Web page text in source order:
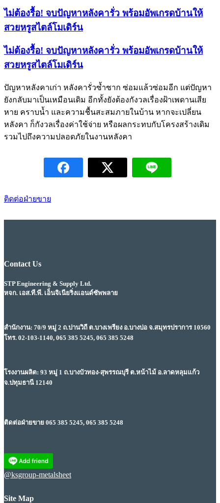
ไม่ต้องรื้อ! จบปัญหาหลังคารั่ว พร้อมอัพเกรดบ้านให้
สวยหรูสไตล์โมเดิร์น
ไม่ต้องรื้อ! จบปัญหาหลังคารั่ว พร้อมอัพเกรดบ้านให้
สวยหรูสไตล์โมเดิร์น
ปัญหาหลังคาเก่า หลังคารั่วซ้ำซาก ซ่อมแล้วซ่อมอีก แต่ปัญหา
ยังกลับมาเป็นเหมือนเดิม อีกทั้งยังต้องกังวลเรื่องฝ้าเพดานเสีย
หาย คราบน้ำ และความชื้นสะสมภายในบ้าน หากจะเปลี่ยน
หลังคา ก็กังวลเรื่องค่าใช้จ่าย หรือผลกระทบกับโครงสร้างเดิม
รวมไปถึงความปลอดภัยในงานหลังคา
ติดต่อฝ่ายขาย
Contact Us
STP Engineering & Supply Ltd.
หจก. เอส.ที.พี. เอ็นจิเนียริ่งแอนด์ซัพพลาย
สำนักงาน: 70/9 หมู่ 2 ถ.ปานวิถี ต.บางเพรียง อ.บางบ่อ จ.สมุทรปราการ 10560
โทร. 02-103-1140, 065 385 5245, 065 385 5248
โรงงานผลิต: 93 หมู่ 1 ถ.บางบัวทอง-สุพรรณบุรี ต.หน้าไม้ อ.ลาดหลุมแก้ว
จ.ปทุมธานี 12140
ติดต่อฝ่ายขาย 065 385 5245, 065 385 5248
@ksgroup-metalsheet
Site Map